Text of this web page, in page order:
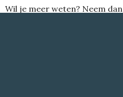
Wil je meer weten? Neem dan